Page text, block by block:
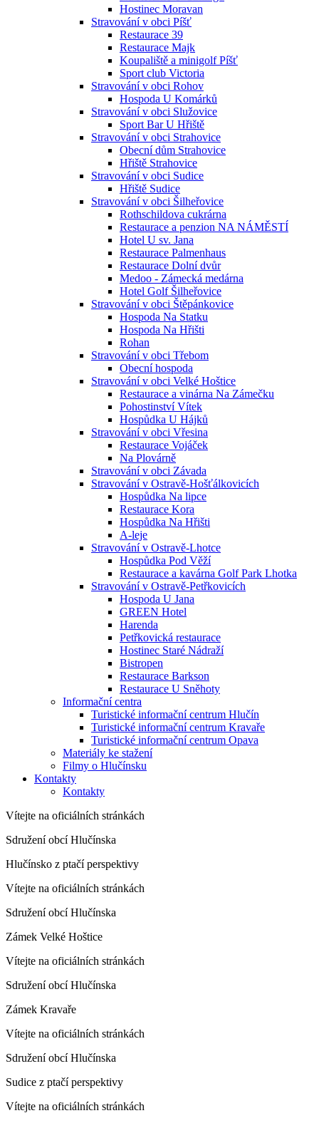
Hostinec Moravan
Stravování v obci Píšť
Restaurace 39
Restaurace Majk
Koupaliště a minigolf Píšť
Sport club Victoria
Stravování v obci Rohov
Hospoda U Komárků
Stravování v obci Služovice
Sport Bar U Hřiště
Stravování v obci Strahovice
Obecní dům Strahovice
Hřiště Strahovice
Stravování v obci Sudice
Hřiště Sudice
Stravování v obci Šilheřovice
Rothschildova cukrárna
Restaurace a penzion NA NÁMĚSTÍ
Hotel U sv. Jana
Restaurace Palmenhaus
Restaurace Dolní dvůr
Medoo - Zámecká medárna
Hotel Golf Šilheřovice
Stravování v obci Štěpánkovice
Hospoda Na Statku
Hospoda Na Hřišti
Rohan
Stravování v obci Třebom
Obecní hospoda
Stravování v obci Velké Hoštice
Restaurace a vinárna Na Zámečku
Pohostinství Vítek
Hospůdka U Hájků
Stravování v obci Vřesina
Restaurace Vojáček
Na Plovárně
Stravování v obci Závada
Stravování v Ostravě-Hošťálkovicích
Hospůdka Na lipce
Restaurace Kora
Hospůdka Na Hřišti
A-leje
Stravování v Ostravě-Lhotce
Hospůdka Pod Věží
Restaurace a kavárna Golf Park Lhotka
Stravování v Ostravě-Petřkovicích
Hospoda U Jana
GREEN Hotel
Harenda
Petřkovická restaurace
Hostinec Staré Nádraží
Bistropen
Restaurace Barkson
Restaurace U Sněhoty
Informační centra
Turistické informační centrum Hlučín
Turistické informační centrum Kravaře
Turistické informační centrum Opava
Materiály ke stažení
Filmy o Hlučínsku
Kontakty
Kontakty
Vítejte na oficiálních stránkách
Sdružení obcí Hlučínska
Hlučínsko z ptačí perspektivy
Vítejte na oficiálních stránkách
Sdružení obcí Hlučínska
Zámek Velké Hoštice
Vítejte na oficiálních stránkách
Sdružení obcí Hlučínska
Zámek Kravaře
Vítejte na oficiálních stránkách
Sdružení obcí Hlučínska
Sudice z ptačí perspektivy
Vítejte na oficiálních stránkách